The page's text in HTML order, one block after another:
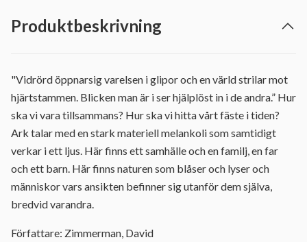
Produktbeskrivning
"Vidrörd öppnarsig varelsen i glipor och en värld strilar mot
hjärtstammen. Blicken man är i ser hjälplöst in i de andra.” Hur
ska vi vara tillsammans? Hur ska vi hitta vårt fäste i tiden?
Ark talar med en stark materiell melankoli som samtidigt
verkar i ett ljus. Här finns ett samhälle och en familj, en far
och ett barn. Här finns naturen som blåser och lyser och
människor vars ansikten befinner sig utanför dem själva,
bredvid varandra.
Författare: Zimmerman, David